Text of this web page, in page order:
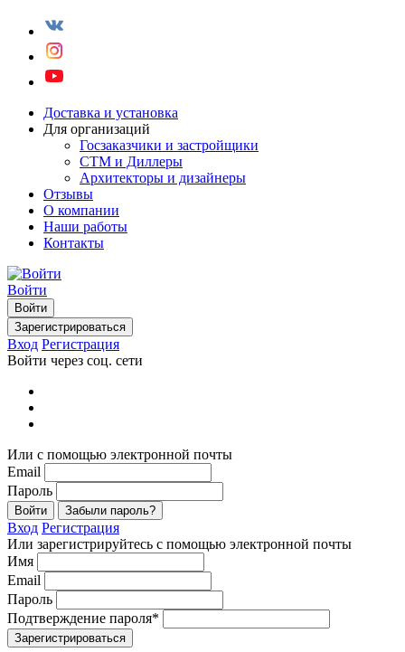
Доставка и установка
Для организаций
Госзаказчики и застройщики
СТМ и Диллеры
Архитекторы и дизайнеры
Отзывы
О компании
Наши работы
Контакты
Войти
Войти
Зарегистрироваться
Вход Регистрация
Войти через соц. сети
Или с помощью электронной почты
Email
Пароль
Войти Забыли пароль?
Вход Регистрация
Или зарегистрируйтесь с помощью электронной почты
Имя
Email
Пароль
Подтверждение пароля*
Зарегистрироваться